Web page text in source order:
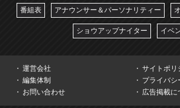
番組表 アナウンサー＆パーソナリティー
ショウアップナイター イベ
運営会社
サイトポリ
編集体制
プライバシ
お問い合わせ
広告掲載に